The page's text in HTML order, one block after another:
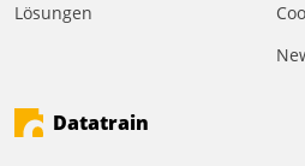
deutscher
den Weg vom
Mieteranliegen zum
Lösungen
Datatrain